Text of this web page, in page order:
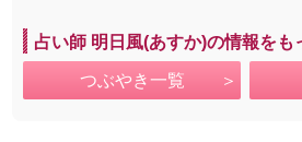
占い師 明日風(あすか)の情報をも
つぶやき一覧